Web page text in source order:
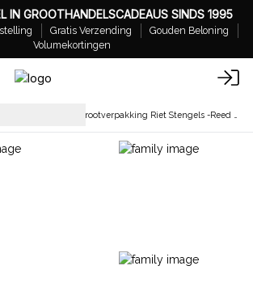
IN GROOTHANDELSCADEAUS SINDS 1995
Gratis Verzending
Gouden Beloning
Volumekortingen